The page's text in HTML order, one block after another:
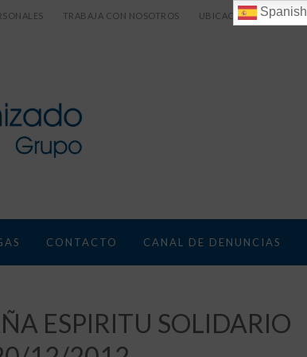
TRABAJA CON NOSOTROS UBICACIÓN
CONTACTO CANAL DE DENUNCIAS
ESPIRITU SOLIDARIO
Spanish